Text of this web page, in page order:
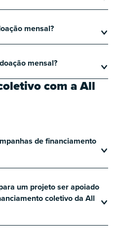
mensal?
mensal?
com a All
de financiamento
um projeto ser apoiado
coletivo da All